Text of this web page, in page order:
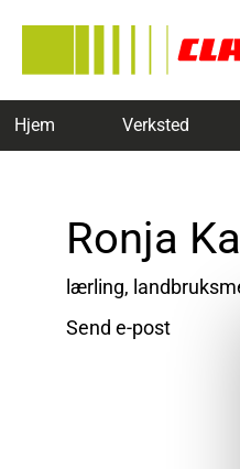
Hjem Verksted
Ronja
lærling,
Send e-post